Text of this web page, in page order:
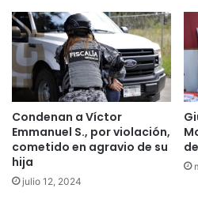
Condenan a Víctor
Emmanuel S., por violación,
cometido en agravio de su
hija
julio 12, 2024